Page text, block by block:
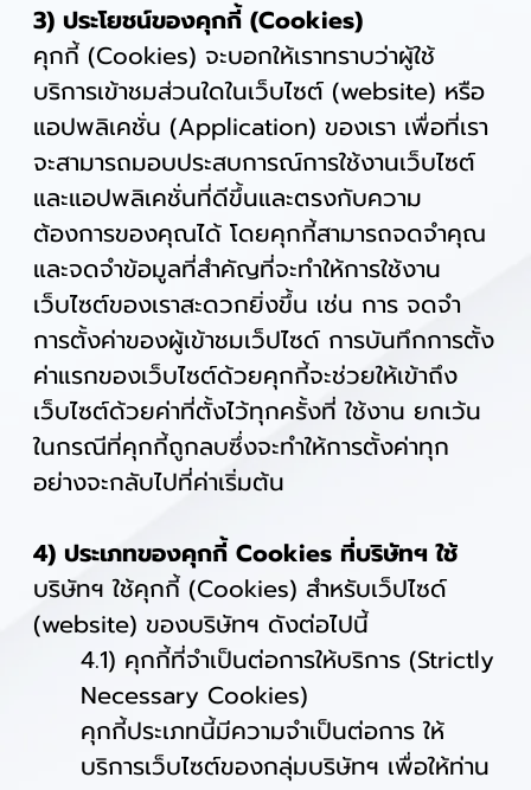
3) ประโยชน์ของคุกกี้ (Cookies)
คุกกี้ (Cookies) จะบอกให้เราทราบว่าผู้ใช้
บริการเข้าชมส่วนใดในเว็บไซต์ (website) หรือ
แอปพลิเคชั่น (Application) ของเรา เพื่อที่เรา
จะสามารถมอบประสบการณ์การใช้งานเว็บไซต์
และแอปพลิเคชั่นที่ดีขึ้นและตรงกับความ
ต้องการของคุณได้ โดยคุกกี้สามารถจดจำคุณ
และจดจำข้อมูลที่สำคัญที่จะทำให้การใช้งาน
เว็บไซต์ของเราสะดวกยิ่งขึ้น เช่น การ จดจำ
การตั้งค่าของผู้เข้าชมเว็ปไซด์ การบันทึกการตั้ง
ค่าแรกของเว็บไซต์ด้วยคุกกี้จะช่วยให้เข้าถึง
เว็บไซต์ด้วยค่าที่ตั้งไว้ทุกครั้งที่ ใช้งาน ยกเว้น
ในกรณีที่คุกกี้ถูกลบซึ่งจะทำให้การตั้งค่าทุก
อย่างจะกลับไปที่ค่าเริ่มต้น
4) ประเภทของคุกกี้ Cookies ที่บริษัทฯ ใช้
บริษัทฯ ใช้คุกกี้ (Cookies) สำหรับเว็ปไซด์
(website) ของบริษัทฯ ดังต่อไปนี้
4.1) คุกกี้ที่จำเป็นต่อการให้บริการ (Strictly
Necessary Cookies)
คุกกี้ประเภทนี้มีความจำเป็นต่อการ ให้
บริการเว็บไซต์ของกลุ่มบริษัทฯ เพื่อให้ท่าน